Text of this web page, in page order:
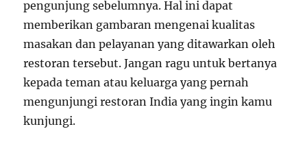
pengunjung sebelumnya. Hal ini dapat
memberikan gambaran mengenai kualitas
masakan dan pelayanan yang ditawarkan oleh
restoran tersebut. Jangan ragu untuk bertanya
kepada teman atau keluarga yang pernah
mengunjungi restoran India yang ingin kamu
kunjungi.